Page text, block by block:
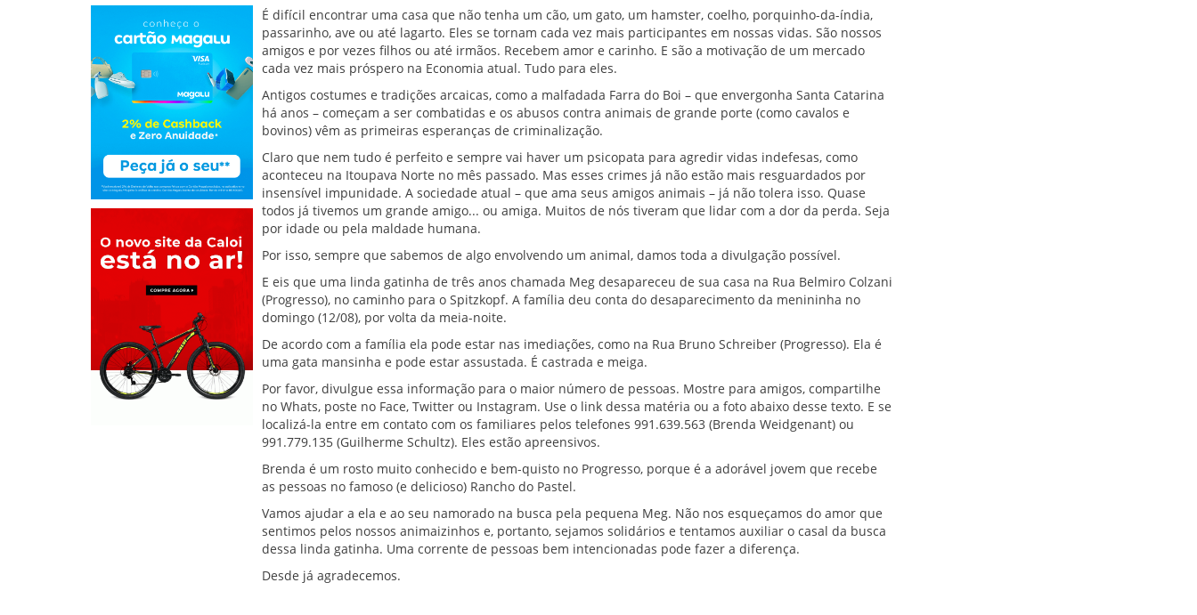
É difícil encontrar uma casa que não tenha um cão, um gato, um hamster, coelho, porquinho-da-índia,
passarinho, ave ou até lagarto. Eles se tornam cada vez mais participantes em nossas vidas. São nossos
amigos e por vezes filhos ou até irmãos. Recebem amor e carinho. E são a motivação de um mercado
cada vez mais próspero na Economia atual. Tudo para eles.
Antigos costumes e tradições arcaicas, como a malfadada Farra do Boi – que envergonha Santa Catarina
há anos – começam a ser combatidas e os abusos contra animais de grande porte (como cavalos e
bovinos) vêm as primeiras esperanças de criminalização.
Claro que nem tudo é perfeito e sempre vai haver um psicopata para agredir vidas indefesas, como
aconteceu na Itoupava Norte no mês passado. Mas esses crimes já não estão mais resguardados por
insensível impunidade. A sociedade atual – que ama seus amigos animais – já não tolera isso. Quase
todos já tivemos um grande amigo... ou amiga. Muitos de nós tiveram que lidar com a dor da perda. Seja
por idade ou pela maldade humana.
Por isso, sempre que sabemos de algo envolvendo um animal, damos toda a divulgação possível.
E eis que uma linda gatinha de três anos chamada Meg desapareceu de sua casa na Rua Belmiro Colzani
(Progresso), no caminho para o Spitzkopf. A família deu conta do desaparecimento da menininha no
domingo (12/08), por volta da meia-noite.
De acordo com a família ela pode estar nas imediações, como na Rua Bruno Schreiber (Progresso). Ela é
uma gata mansinha e pode estar assustada. É castrada e meiga.
Por favor, divulgue essa informação para o maior número de pessoas. Mostre para amigos, compartilhe
no Whats, poste no Face, Twitter ou Instagram. Use o link dessa matéria ou a foto abaixo desse texto. E se
localizá-la entre em contato com os familiares pelos telefones 991.639.563 (Brenda Weidgenant) ou
991.779.135 (Guilherme Schultz). Eles estão apreensivos.
Brenda é um rosto muito conhecido e bem-quisto no Progresso, porque é a adorável jovem que recebe
as pessoas no famoso (e delicioso) Rancho do Pastel.
Vamos ajudar a ela e ao seu namorado na busca pela pequena Meg. Não nos esqueçamos do amor que
sentimos pelos nossos animaizinhos e, portanto, sejamos solidários e tentamos auxiliar o casal da busca
dessa linda gatinha. Uma corrente de pessoas bem intencionadas pode fazer a diferença.
Desde já agradecemos.